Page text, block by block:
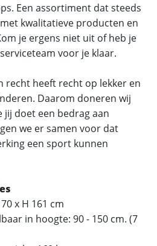
Een assortiment dat steeds
kwalitatieve producten en
je ergens niet uit of heb je
voor je klaar.
recht heeft recht op lekker en
Daarom doneren wij
jij doet een bedrag aan
we er samen voor dat
een sport kunnen
x H 161 cm
in hoogte: 90 - 150 cm. (7